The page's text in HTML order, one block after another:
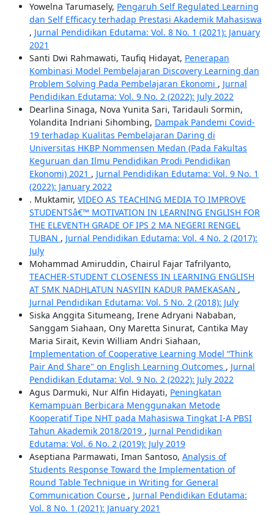
Yowelna Tarumasely, Pengaruh Self Regulated Learning
dan Self Efficacy terhadap Prestasi Akademik Mahasiswa
, Jurnal Pendidikan Edutama: Vol. 8 No. 1 (2021): January
2021
Santi Dwi Rahmawati, Taufiq Hidayat, Penerapan
Kombinasi Model Pembelajaran Discovery Learning dan
Problem Solving Pada Pembelajaran Ekonomi , Jurnal
Pendidikan Edutama: Vol. 9 No. 2 (2022): July 2022
Dearlina Sinaga, Nova Yunita Sari, Taridauli Sormin,
Yolandita Indriani Sihombing, Dampak Pandemi Covid-
19 terhadap Kualitas Pembelajaran Daring di
Universitas HKBP Nommensen Medan (Pada Fakultas
Keguruan dan Ilmu Pendidikan Prodi Pendidikan
Ekonomi) 2021 , Jurnal Pendidikan Edutama: Vol. 9 No. 1
(2022): January 2022
. Muktamir, VIDEO AS TEACHING MEDIA TO IMPROVE
STUDENTSâ€™ MOTIVATION IN LEARNING ENGLISH FOR
THE ELEVENTH GRADE OF IPS 2 MA NEGERI RENGEL
TUBAN , Jurnal Pendidikan Edutama: Vol. 4 No. 2 (2017):
July
Mohammad Amiruddin, Chairul Fajar Tafrilyanto,
TEACHER-STUDENT CLOSENESS IN LEARNING ENGLISH
AT SMK NADHLATUN NASYIIN KADUR PAMEKASAN ,
Jurnal Pendidikan Edutama: Vol. 5 No. 2 (2018): July
Siska Anggita Situmeang, Irene Adryani Nababan,
Sanggam Siahaan, Ony Maretta Sinurat, Cantika May
Maria Sirait, Kevin William Andri Siahaan,
Implementation of Cooperative Learning Model “Think
Pair And Share" on English Learning Outcomes , Jurnal
Pendidikan Edutama: Vol. 9 No. 2 (2022): July 2022
Agus Darmuki, Nur Alfin Hidayati, Peningkatan
Kemampuan Berbicara Menggunakan Metode
Kooperatif Tipe NHT pada Mahasiswa Tingkat I-A PBSI
Tahun Akademik 2018/2019 , Jurnal Pendidikan
Edutama: Vol. 6 No. 2 (2019): July 2019
Aseptiana Parmawati, Iman Santoso, Analysis of
Students Response Toward the Implementation of
Round Table Technique in Writing for General
Communication Course , Jurnal Pendidikan Edutama:
Vol. 8 No. 1 (2021): January 2021